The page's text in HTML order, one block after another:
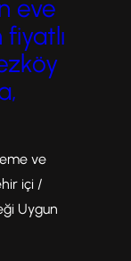
eve
ve
içi /
Uygun